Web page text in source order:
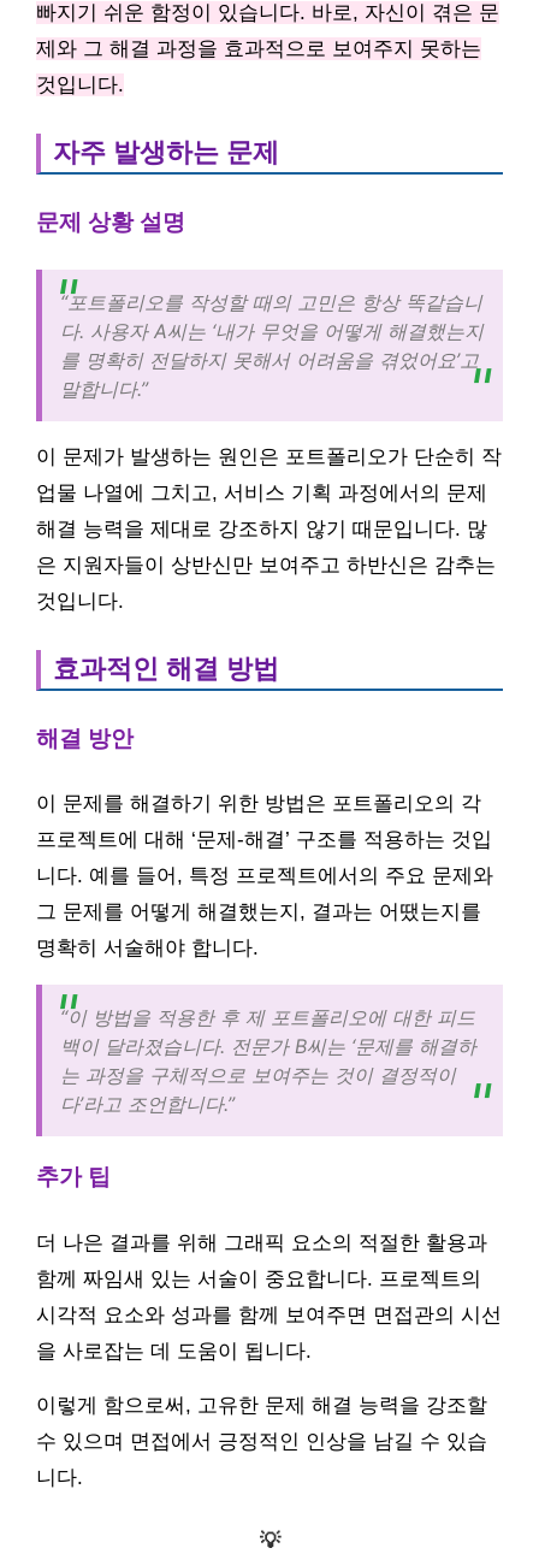
빠지기 쉬운 함정이 있습니다. 바로, 자신이 겪은 문
제와 그 해결 과정을 효과적으로 보여주지 못하는
것입니다.
자주 발생하는 문제
문제 상황 설명
“포트폴리오를 작성할 때의 고민은 항상 똑같습니
다. 사용자 A씨는 ‘내가 무엇을 어떻게 해결했는지
를 명확히 전달하지 못해서 어려움을 겪었어요’고
말합니다.”
이 문제가 발생하는 원인은 포트폴리오가 단순히 작
업물 나열에 그치고, 서비스 기획 과정에서의 문제
해결 능력을 제대로 강조하지 않기 때문입니다. 많
은 지원자들이 상반신만 보여주고 하반신은 감추는
것입니다.
효과적인 해결 방법
해결 방안
이 문제를 해결하기 위한 방법은 포트폴리오의 각
프로젝트에 대해 ‘문제-해결’ 구조를 적용하는 것입
니다. 예를 들어, 특정 프로젝트에서의 주요 문제와
그 문제를 어떻게 해결했는지, 결과는 어땠는지를
명확히 서술해야 합니다.
“이 방법을 적용한 후 제 포트폴리오에 대한 피드
백이 달라졌습니다. 전문가 B씨는 ‘문제를 해결하
는 과정을 구체적으로 보여주는 것이 결정적이
다’라고 조언합니다.”
추가 팁
더 나은 결과를 위해 그래픽 요소의 적절한 활용과
함께 짜임새 있는 서술이 중요합니다. 프로젝트의
시각적 요소와 성과를 함께 보여주면 면접관의 시선
을 사로잡는 데 도움이 됩니다.
이렇게 함으로써, 고유한 문제 해결 능력을 강조할
수 있으며 면접에서 긍정적인 인상을 남길 수 있습
니다.
💡